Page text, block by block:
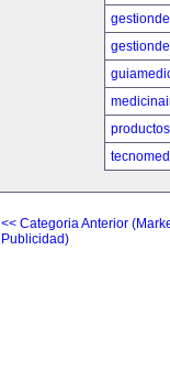
<< Categoria Anterior
Publicidad)